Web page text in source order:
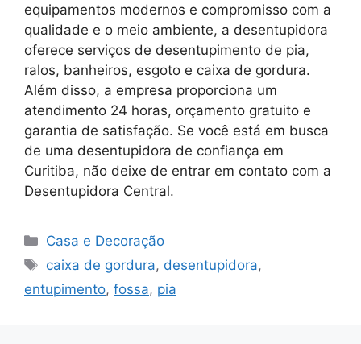
equipamentos modernos e compromisso com a
qualidade e o meio ambiente, a desentupidora
oferece serviços de desentupimento de pia,
ralos, banheiros, esgoto e caixa de gordura.
Além disso, a empresa proporciona um
atendimento 24 horas, orçamento gratuito e
garantia de satisfação. Se você está em busca
de uma desentupidora de confiança em
Curitiba, não deixe de entrar em contato com a
Desentupidora Central.
Categorias
Casa e Decoração
Tags
caixa de gordura, desentupidora,
entupimento, fossa, pia